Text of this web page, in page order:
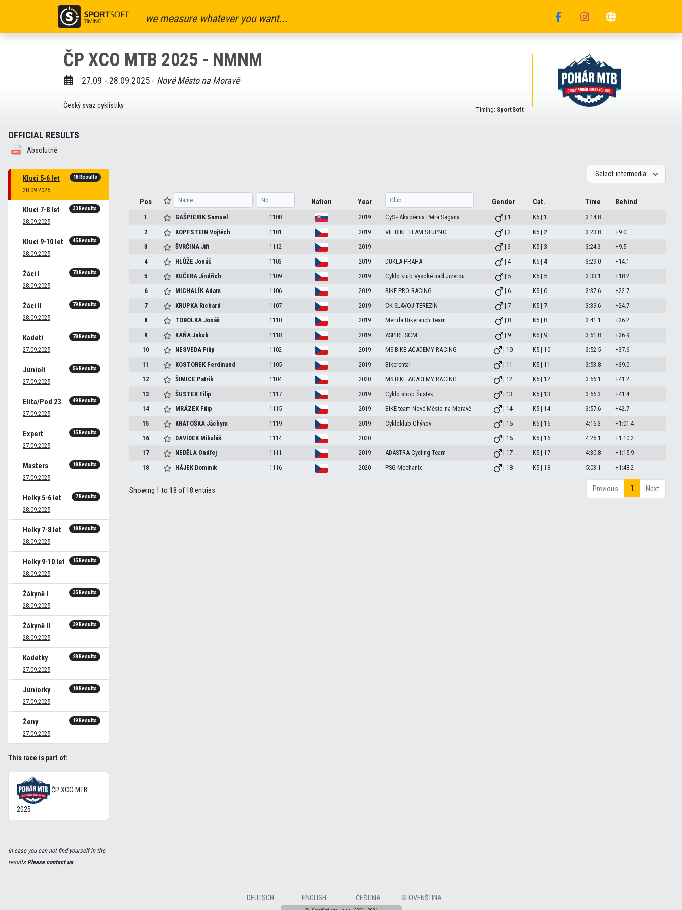
we measure whatever you want...
ČP XCO MTB 2025 - NMNM
27.09 - 28.09.2025 - Nové Město na Moravě
Český svaz cyklistiky Timing: SportSoft
OFFICIAL RESULTS
Absolutně
Kluci 5-6 let
28.09.2025
18 Results
Kluci 7-8 let
28.09.2025
33 Results
Kluci 9-10 let
28.09.2025
45 Results
Žáci I
28.09.2025
70 Results
Žáci II
28.09.2025
79 Results
Kadeti
27.09.2025
78 Results
Junioři
27.09.2025
56 Results
Elita/Pod 23
27.09.2025
49 Results
Expert
27.09.2025
15 Results
Masters
27.09.2025
18 Results
Holky 5-6 let
28.09.2025
7 Results
Holky 7-8 let
28.09.2025
18 Results
Holky 9-10 let
28.09.2025
15 Results
Žákyně I
28.09.2025
35 Results
Žákyně II
28.09.2025
39 Results
Kadetky
27.09.2025
28 Results
Juniorky
27.09.2025
18 Results
Ženy
27.09.2025
19 Results
This race is part of:
ČP XCO MTB
2025
In case you can not find yourself in the
resultsPlease contact us.
Pos Nation Year Gender Cat. Time Behind
1 GAŠPIERIK Samuel 1108 2019 CyS - Akadémia Petra Sagana | 1 K5 | 1
3:14.8
2
KOPFSTEINVojtěch 1101 2019 VIF BIKE TEAM STUPNO | 2 K5 | 2 3:23.8
+9.0
3
ŠVRČINAJiří 1112 2019 | 3 K5 | 3 3:24.3
+9.5
4
HLŮŽEJonáš 1103 2019 DUKLA PRAHA | 4 K5 | 4 3:29.0
+14.1
5
KUČERAJindřich 1109 2019 Cyklo klub Vysoké nad Jizerou | 5 K5 | 5 3:33.1
+18.2
6
MICHALÍKAdam 1106 2019 BIKE PRO RACING | 6 K5 | 6 3:37.6
+22.7
7
KRUPKA Richard 1107 2019 CK SLAVOJ TEREZÍN | 7 K5 | 7 3:39.6
+24.7
8
TOBOLKAJonáš 1110 2019 Merida Bikeranch Team | 8 K5 | 8 3:41.1
+26.2
9
KAŇAJakub 1118 2019 ASPIRE SCM | 9 K5 | 9 3:51.8
+36.9
10
NESVEDA Filip 1102 2019 MS BIKE ACADEMY RACING | 10 K5 | 10 3:52.5
+37.6
11
KOSTOREK Ferdinand 1105 2019 Bikerental | 11 K5 | 11 3:53.8
+39.0
12
ŠIMICE Patrik 1104 2020 MS BIKE ACADEMY RACING | 12 K5 | 12 3:56.1
+41.2
13
ŠUSTEK Filip 1117 2019 Cyklo shop Šustek | 13 K5 | 13 3:56.3
+41.4
14
MRÁZEK Filip 1115 2019 BIKE team Nové Město na Moravě | 14 K5 | 14 3:57.6
+42.7
15
KRÁTOŠKAJáchym 1119 2019 Cykloklub Chýnov | 15 K5 | 15 4:16.3
+1:01.4
16
DAVÍDEK Mikuláš 1114 2020 | 16 K5 | 16 4:25.1
+1:10.2
17
NEDĚLA Ondřej 1111 2019 ADASTRA Cycling Team | 17 K5 | 17 4:30.8
+1:15.9
18
HÁJEK Dominik 1116 2020 PSG Mechanix | 18 K5 | 18 5:03.1 +1:48.2
Showing 1 to 18 of 18 entries Previous 1 Next
DEUTSCH ENGLISH ČEŠTINA SLOVENŠTINA